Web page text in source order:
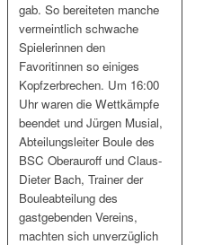
gab. So bereiteten manche
vermeintlich schwache
Spielerinnen den
Favoritinnen so einiges
Kopfzerbrechen. Um 16:00
Uhr waren die Wettkämpfe
beendet und Jürgen Musial,
Abteilungsleiter Boule des
BSC Oberauroff und Claus-
Dieter Bach, Trainer der
Bouleabteilung des
gastgebenden Vereins,
machten sich unverzüglich